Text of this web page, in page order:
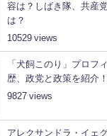
容は？しばき隊、共産
は？
10529
「犬飼このり」プロフ
歴、政党と政策を紹介
9827
アレクサンドラ・イェ